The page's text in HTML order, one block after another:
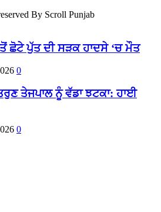
By Scroll Punjab
ਛੋਟੇ ਪੁੱਤ ਦੀ ਸੜਕ ਹਾਦਸੇ ‘ਚ ਮੌਤ
0
ਤੇਜਪਾਲ ਨੂੰ ਵੱਡਾ ਝਟਕਾ: ਹਾਈ
0